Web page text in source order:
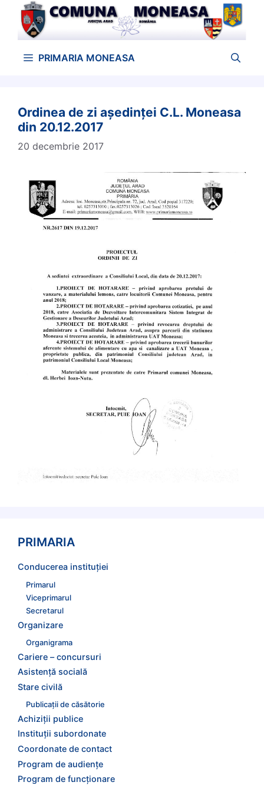
conținut
PRIMARIA MONEASA
Ordinea de zi aședinței C.L. Moneasa
din 20.12.2017
20 decembrie 2017
PRIMARIA
Conducerea instituției
Primarul
Viceprimarul
Secretarul
Organizare
Organigrama
Cariere – concursuri
Asistență socială
Stare civilă
Publicații de căsătorie
Achiziții publice
Instituții subordonate
Coordonate de contact
Program de audienţe
Program de funcţionare